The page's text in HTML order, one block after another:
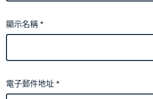
顯示名稱*
電子郵件地址*